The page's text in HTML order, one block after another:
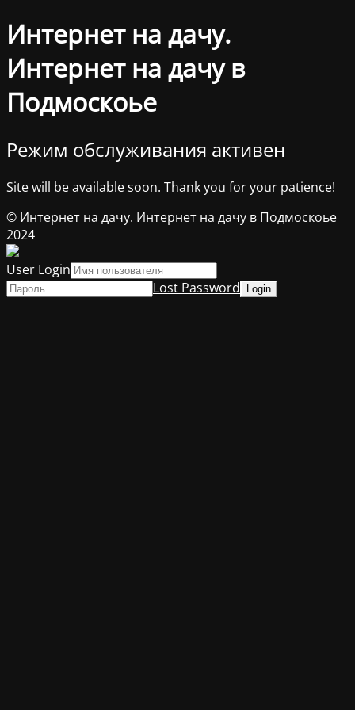
Интернет на дачу.
Интернет на дачу в
Подмоскоье
Режим обслуживания активен
Site will be available soon. Thank you for your patience!
© Интернет на дачу. Интернет на дачу в Подмоскоье
2024
User Login
Lost Password